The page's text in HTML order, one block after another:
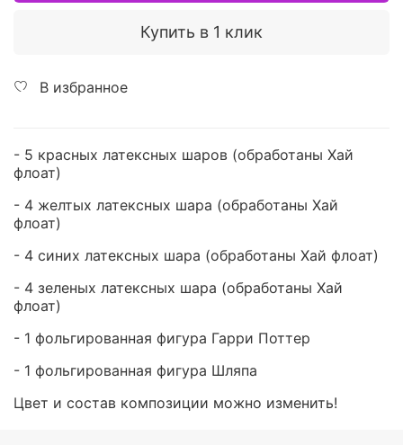
Купить в 1 клик
В избранное
- 5 красных латексных шаров (обработаны Хай
флоат)
- 4 желтых латексных шара (обработаны Хай
флоат)
- 4 синих латексных шара (обработаны Хай флоат)
- 4 зеленых латексных шара (обработаны Хай
флоат)
- 1 фольгированная фигура Гарри Поттер
- 1 фольгированная фигура Шляпа
Цвет и состав композиции можно изменить!